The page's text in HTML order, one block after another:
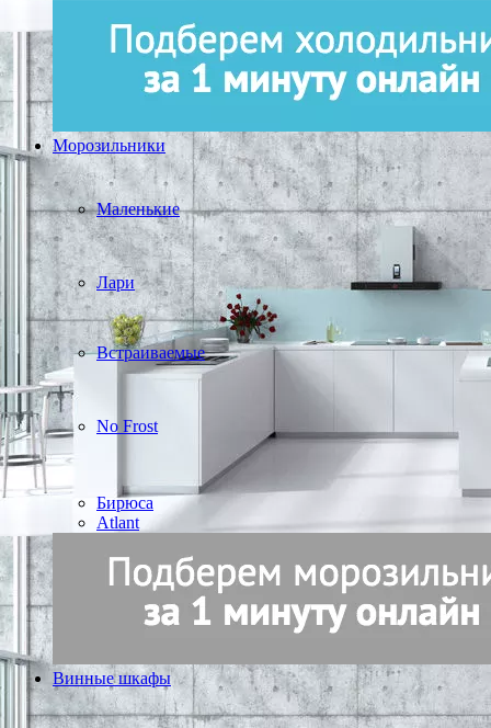
Морозильники
Маленькие
Лари
Встраиваемые
No Frost
Бирюса
Atlant
Винные шкафы